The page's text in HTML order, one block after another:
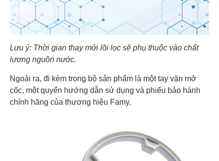
Lưu ý: Thời gian thay mới lõi lọc sẽ phụ thuộc vào chất
lượng nguồn nước.
Ngoài ra, đi kèm trong bộ sản phẩm là một tay vặn mở
cốc, một quyển hướng dẫn sử dụng và phiếu bảo hành
chính hãng của thương hiệu Famy.